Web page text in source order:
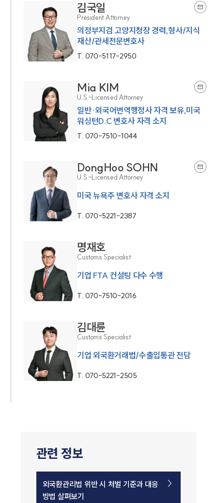
김국일
President Attorney
의정부지검 고양지청장 경력,형사/지식
재산/관세전문변호사
T. 070-5117-2950
Mia KIM
U.S.-Licensed Attorney
일반·외국어번역행정사 자격 보유,미국
워싱턴D.C 변호사 자격 소지
T. 070-7510-1044
DongHoo SOHN
U.S.-Licensed Attorney
미국 뉴욕주 변호사 자격 소지
T. 070-5221-2387
명재호
Customs Specialist
기업 FTA 컨설팅 다수 수행
T. 070-7510-2016
김대륜
Customs Specialist
기업 외국환거래법/수출입통관 전담
T. 070-5221-2505
관련 정보
외국환관리법 위반 시 처벌 기준과 대응
방법 살펴보기